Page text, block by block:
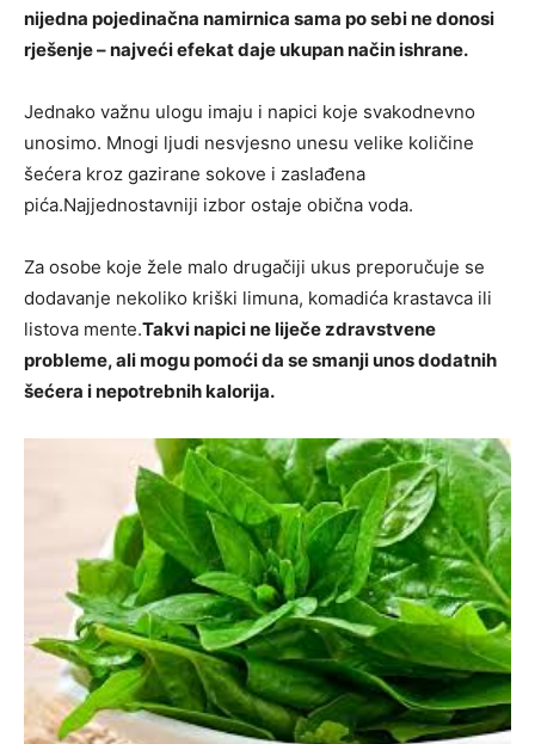
nijedna pojedinačna namirnica sama po sebi ne donosi
rješenje – najveći efekat daje ukupan način ishrane.
Jednako važnu ulogu imaju i napici koje svakodnevno
unosimo. Mnogi ljudi nesvjesno unesu velike količine
šećera kroz gazirane sokove i zaslađena
pića.Najjednostavniji izbor ostaje obična voda.
Za osobe koje žele malo drugačiji ukus preporučuje se
dodavanje nekoliko kriški limuna, komadića krastavca ili
listova mente.Takvi napici ne liječe zdravstvene
probleme, ali mogu pomoći da se smanji unos dodatnih
šećera i nepotrebnih kalorija.